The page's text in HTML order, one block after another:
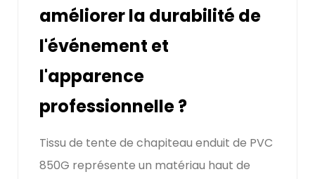
améliorer la durabilité de
l'événement et
l'apparence
professionnelle ?
Tissu de tente de chapiteau enduit de PVC
850G représente un matériau haut de